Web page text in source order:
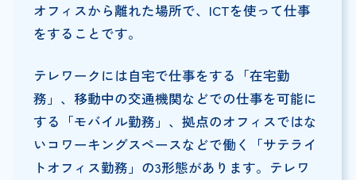
オフィスから離れた場所で、ICTを使って仕事
をすることです。
テレワークには自宅で仕事をする「在宅勤
務」、移動中の交通機関などでの仕事を可能に
する「モバイル勤務」、拠点のオフィスではな
いコワーキングスペースなどで働く「サテライ
トオフィス勤務」の3形態があります。テレワ